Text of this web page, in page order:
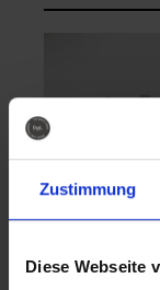
Zustimmung
Diese Webseite